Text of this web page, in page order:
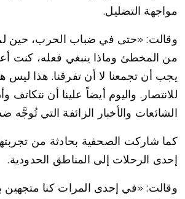
مواجهة التضليل.
وقالت: «حتى في ضباب الحرب، حين
من المخطئ وماذا ينبغي فعله، كنت
يجب أن تجمعنا لا أن تفرقنا. هذا ليس
للانتصار. واليوم أيضاً علينا أن
الشائعات والأخبار الزائفة التي تُوجَّه
كما شاركت الصحفية بحادثة من
إحدى الرحلات إلى المناطق الحدودية.
وقالت: «في إحدى المرات كنا